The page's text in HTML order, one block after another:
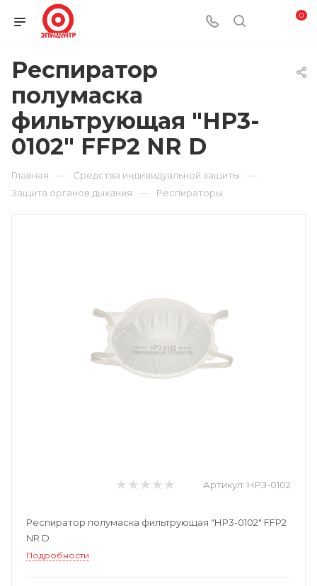
0
Респиратор
полумаска
фильтрующая "НР3-
0102" FFP2 NR D
Главная — Средства индивидуальной защиты —
Защита органов дыхания — Респираторы
Артикул: НРЗ-0102
Респиратор полумаска фильтрующая "НР3-0102" FFP2
NR D
Подробности